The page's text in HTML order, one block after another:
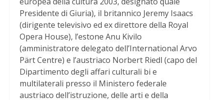
Presidente di Giuria), il britannico Jeremy Isaacs
(dirigente televisivo ed ex direttore della Royal
Opera House), l’estone Anu Kivilo
(amministratore delegato dell’International Arvo
Pärt Centre) e l’austriaco Norbert Riedl (capo del
Dipartimento degli affari culturali bi e
multilaterali presso il Ministero federale
austriaco dell’istruzione, delle arti e della